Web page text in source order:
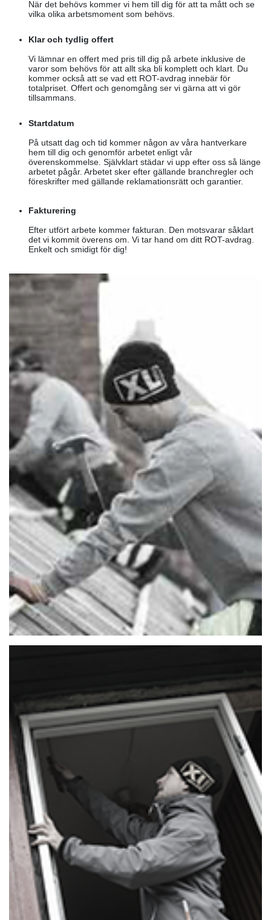
När det behövs kommer vi hem till dig för att ta mått och se
vilka olika arbetsmoment som behövs.
Klar och tydlig offert
Vi lämnar en offert med pris till dig på arbete inklusive de
varor som behövs för att allt ska bli komplett och klart. Du
kommer också att se vad ett ROT-avdrag innebär för
totalpriset. Offert och genomgång ser vi gärna att vi gör
tillsammans.
Startdatum
På utsatt dag och tid kommer någon av våra hantverkare
hem till dig och genomför arbetet enligt vår
överenskommelse. Självklart städar vi upp efter oss så länge
arbetet pågår. Arbetet sker efter gällande branchregler och
föreskrifter med gällande reklamationsrätt och garantier.
Fakturering
Efter utfört arbete kommer fakturan. Den motsvarar såklart
det vi kommit överens om. Vi tar hand om ditt ROT-avdrag.
Enkelt och smidigt för dig!